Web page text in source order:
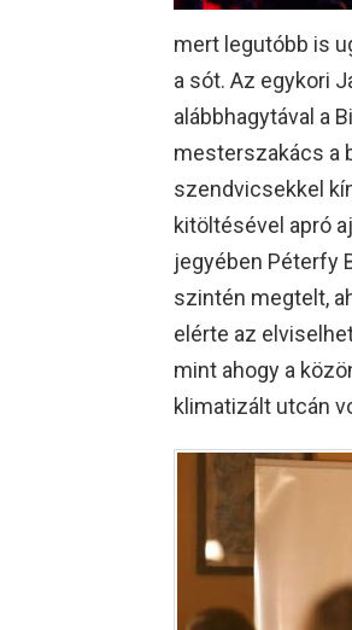
mert legutóbb is
a sót. Az egykori
alábbhagytával a
mesterszakács a
szendvicsekkel
kitöltésével apró
jegyében Péterfy
szintén megtelt,
elérte az
mint ahogy a
klimatizált utcán